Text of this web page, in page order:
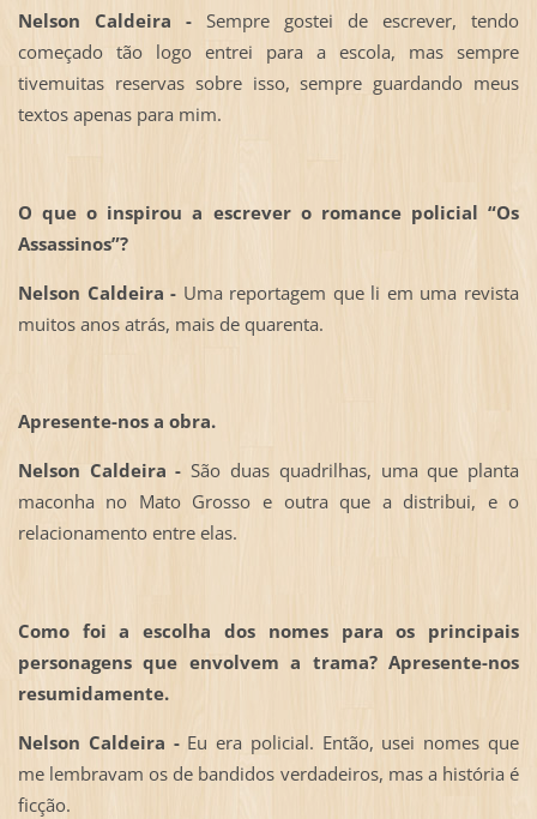
Nelson Caldeira - Sempre gostei de escrever, tendo
começado tão logo entrei para a escola, mas sempre
tivemuitas reservas sobre isso, sempre guardando meus
textos apenas para mim.
O que o inspirou a escrever o romance policial “Os
Assassinos”?
Nelson Caldeira - Uma reportagem que li em uma revista
muitos anos atrás, mais de quarenta.
Apresente-nos a obra.
Nelson Caldeira -São duas quadrilhas, uma que planta
maconha no Mato Grosso e outra que a distribui, e o
relacionamento entre elas.
Como foi a escolha dos nomes para os principais
personagens que envolvem a trama? Apresente-nos
resumidamente.
Nelson Caldeira - Eu era policial. Então, usei nomes que
me lembravam os de bandidos verdadeiros, mas a história é
ficção.